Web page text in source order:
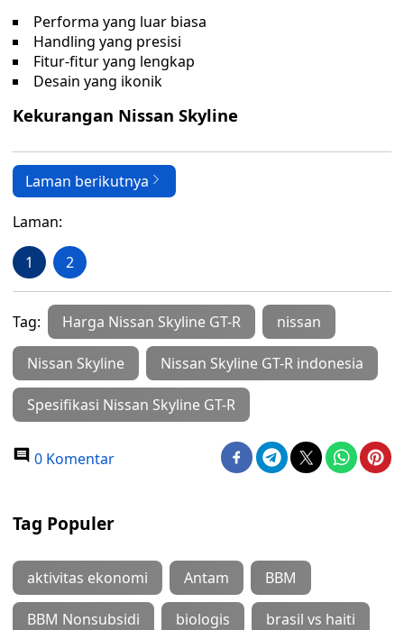
Performa yang luar biasa
Handling yang presisi
Fitur-fitur yang lengkap
Desain yang ikonik
Kekurangan Nissan Skyline
Laman berikutnya
Laman:
1 2
Tag: Harga Nissan Skyline GT-R nissan
Nissan Skyline Nissan Skyline GT-R indonesia
Spesifikasi Nissan Skyline GT-R
0 Komentar
Tag Populer
aktivitas ekonomi Antam BBM
BBM Nonsubsidi biologis brasil vs haiti